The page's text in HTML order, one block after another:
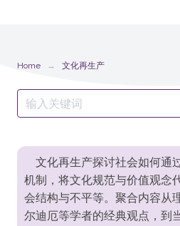
Home 文化再生产
Search
for:
文化再生产探讨社会如何通
机制，将文化规范与价值观念
会结构与不平等。聚合内容从
尔迪厄等学者的经典观点，到